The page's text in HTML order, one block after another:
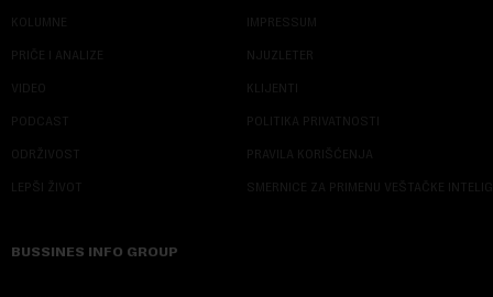
KOLUMNE
PRIČE I ANALIZE
VIDEO
PODCAST
ODRŽIVOST
LEPŠI ŽIVOT
IMPRESSUM
NJUZLETER
KLIJENTI
POLITIKA PRIVATNOSTI
PRAVILA KORIŠĆENJA
SMERNICE ZA PRIMENU VEŠTAČKE
BUSSINES INFO GROUP